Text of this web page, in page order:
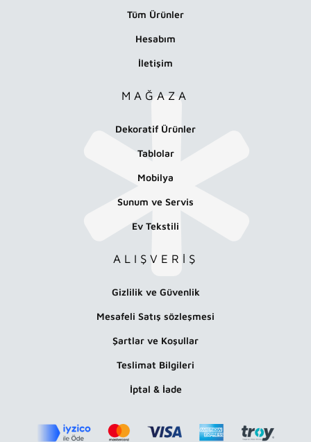
Tüm Ürünler
Hesabım
İletişim
MAĞAZA
Dekoratif Ürünler
Tablolar
Mobilya
Sunum ve Servis
Ev Tekstili
ALIŞVERİŞ
Gizlilik ve Güvenlik
Mesafeli Satış sözleşmesi
Şartlar ve Koşullar
Teslimat Bilgileri
İptal & İade